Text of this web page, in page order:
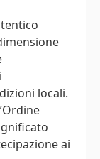
locali.
ai